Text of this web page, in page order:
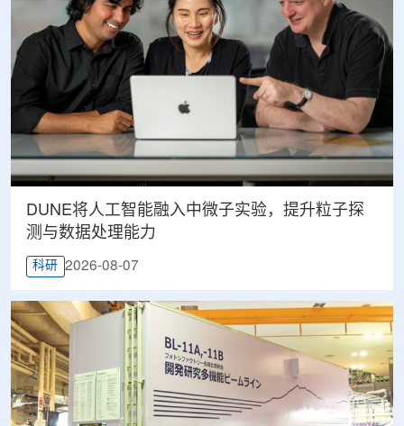
DUNE将人工智能融入中微子实验，提升粒子探
测与数据处理能力
科研 2026-08-07